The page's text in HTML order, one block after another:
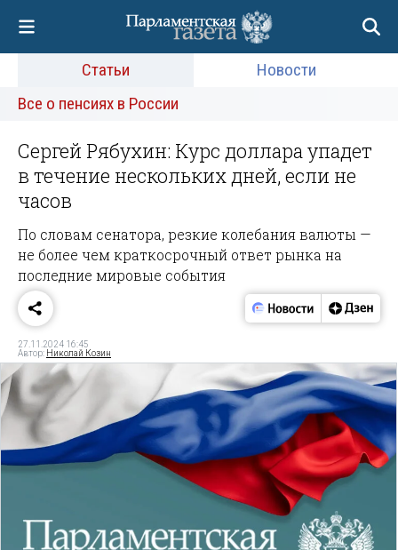
Статьи
Новости
Все о пенсиях в России
Сергей Рябухин: Курс доллара упадет
в течение нескольких дней, если не
часов
По словам сенатора, резкие колебания валюты —
не более чем краткосрочный ответ рынка на
последние мировые события
27.11.2024 16:45
Автор: Николай Козин